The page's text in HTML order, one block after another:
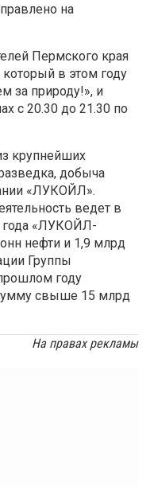
на
Пермского края
который в этом году
за природу!», и
с 20.30 до 21.30 по
крупнейших
добыча
«ЛУКОЙЛ».
ведет в
года «ЛУКОЙЛ-
нефти и 1,9 млрд
Группы
году
свыше 15 млрд
На правах рекламы